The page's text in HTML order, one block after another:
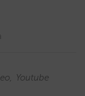
Youtube